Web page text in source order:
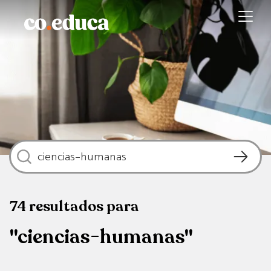
74 resultadospara
"ciencias-humanas"